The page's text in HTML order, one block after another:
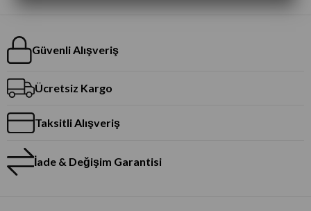
Güvenli Alışveriş
Ücretsiz Kargo
Taksitli Alışveriş
İade & Değişim Garantisi